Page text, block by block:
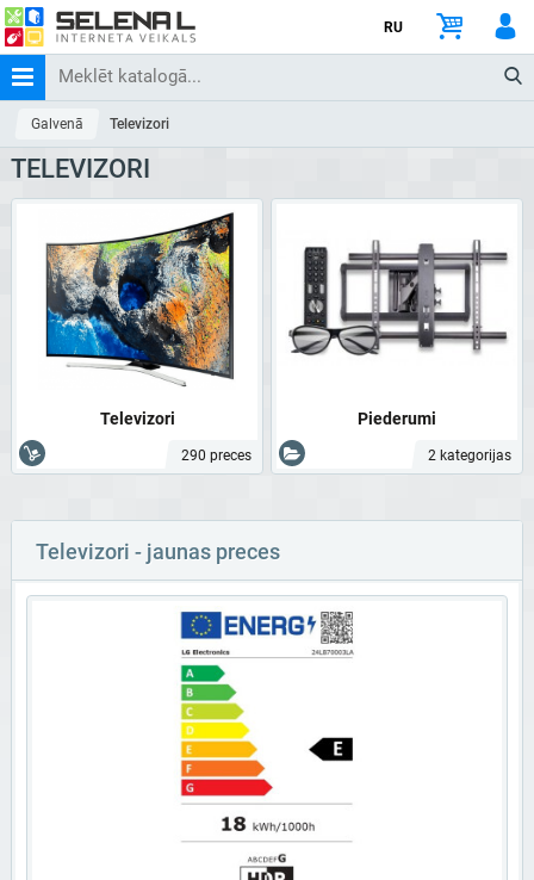
RU
Galvenā Televizori
TELEVIZORI
Televizori
290 preces
Piederumi
2 kategorijas
Televizori - jaunas preces